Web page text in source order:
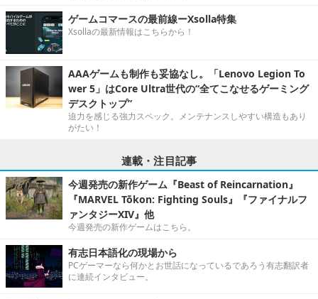
ゲームコマースの最前線ーXsolla特集
Xsollaの最新情報はこちらから！
AAAゲームも制作も妥協なし。「Lenovo Legion To
wer 5」はCore Ultra世代の“全てこなせるゲーミング
デスクトップ”
迫力を感じる強力スペック。メンテナンスしやすい構造もあり
がたい！
連載・注目記事
今週発売の新作ゲーム『Beast of Reincarnation』
『MARVEL Tōkon: Fighting Souls』『ファイナルフ
ァンタジーXIV』他
今週発売の新作ゲームはこちら。
有志日本語化の現場から
PCゲーマーなら何かとお世話になっているであろう有志翻訳者
に連続インタビュー。